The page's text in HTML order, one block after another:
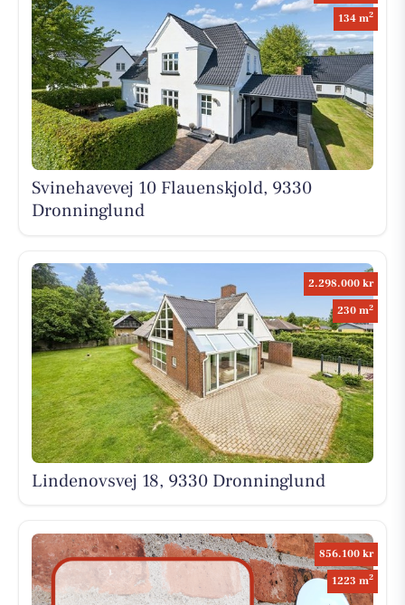
134 m2
Svinehavevej 10 Flauenskjold, 9330
Dronninglund
2.298.000 kr
230 m2
Lindenovsvej 18, 9330 Dronninglund
856.100 kr
1223 m2